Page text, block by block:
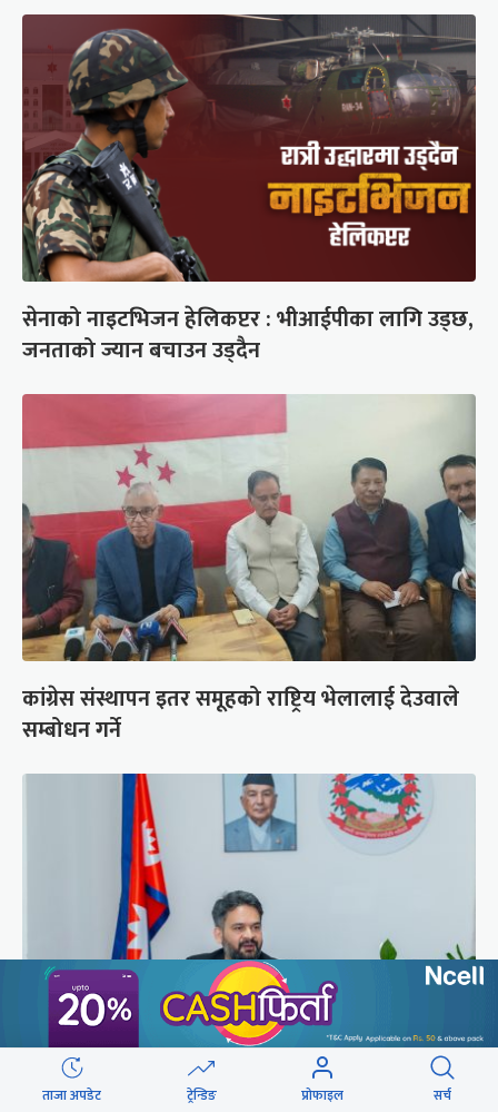
सेनाको नाइटभिजन हेलिकप्टर : भीआईपीका लागि उड्छ,
जनताको ज्यान बचाउन उड्दैन
कांग्रेस संस्थापन इतर समूहको राष्ट्रिय भेलालाई देउवाले
सम्बोधन गर्ने
प्रधानमन्त्री बालेनले ल्याएको विधेयक संसदीय
ताजा अपडेट ट्रेन्डिङ प्रोफाइल सर्च